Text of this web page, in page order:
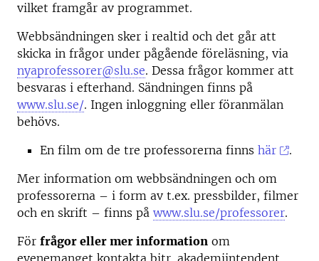
vilket framgår av programmet.
Webbsändningen sker i realtid och det går att
skicka in frågor under pågående föreläsning, via
nyaprofessorer@slu.se. Dessa frågor kommer att
besvaras i efterhand. Sändningen finns på
www.slu.se/. Ingen inloggning eller föranmälan
behövs.
En film om de tre professorerna finns här
.
Mer information om webbsändningen och om
professorerna – i form av t.ex. pressbilder, filmer
och en skrift – finns på www.slu.se/professorer.
För frågor eller mer information om
evenemanget kontakta bitr. akademiintendent